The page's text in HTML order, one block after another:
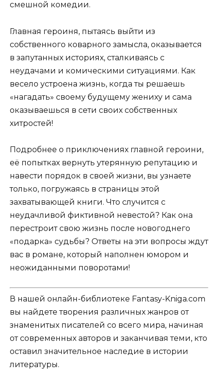
смешной комедии.
Главная героиня, пытаясь выйти из
собственного коварного замысла, оказывается
в запутанных историях, сталкиваясь с
неудачами и комическими ситуациями. Как
весело устроена жизнь, когда ты решаешь
«нагадать» своему будущему жениху и сама
оказываешься в сети своих собственных
хитростей!
Подробнее о приключениях главной героини,
её попытках вернуть утерянную репутацию и
навести порядок в своей жизни, вы узнаете
только, погружаясь в страницы этой
захватывающей книги. Что случится с
неудачливой фиктивной невестой? Как она
перестроит свою жизнь после новогоднего
«подарка» судьбы? Ответы на эти вопросы ждут
вас в романе, который наполнен юмором и
неожиданными поворотами!
В нашей онлайн-библиотеке Fantasy-Kniga.com
вы найдете творения различных жанров от
знаменитых писателей со всего мира, начиная
от современных авторов и заканчивая теми, кто
оставил значительное наследие в истории
литературы.